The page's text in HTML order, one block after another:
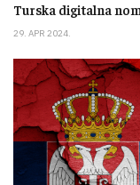
Turska digitalna
29. APR 2024.